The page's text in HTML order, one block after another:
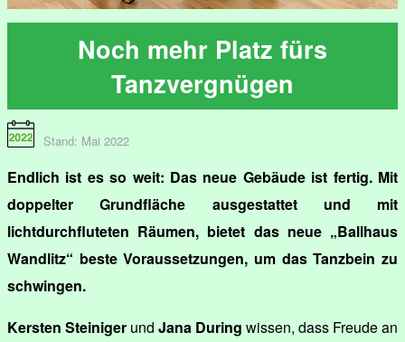
Noch mehr Platz fürs
Tanzvergnügen
Stand: Mai 2022
Endlich ist es so weit: Das neue Gebäude ist fertig. Mit
doppelter Grundfläche ausgestattet und mit
lichtdurchfluteten Räumen, bietet das neue „Ballhaus
Wandlitz“ beste Voraussetzungen, um das Tanzbein zu
schwingen.
Kersten Steiniger und Jana During wissen, dass Freude an